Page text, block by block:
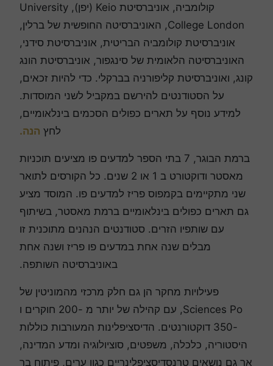
קולומביה, אוניברסיטת Keio (יפן), University
College London, האוניברסיטה החופשית של ברלין,
אוניברסיטת קולומביה הבריטית, אוניברסיטת סידני,
האוניברסיטה הלאומית של סינגפור, אוניברסיטת הונג
קונג, ואוניברסיטת קליפורניה בברקלי. כדי להיות זכאים,
על הסטודנטים להירשם במקביל לשני המוסדות.
למידע נוסף על תארים כפולים הסכמים בינלאומיים,
לחץהנה.
ברמת הבוגר, 7 בתי הספר למדעים פו מציעים תוכניות
מאסטר ודוקטורט ב 1 או 2 שנים. כל הקורסים לתואר
שני מתקיימים בקמפוס פריז למדעים פו. המוסד מציע
גם תארים כפולים בינלאומיים ברמת מאסטר, בשיתוף
עם שותפיו הזרים. סטודנטים הנהנים מתוכנית זו
מבלים שנה אחת במדעים פו פריז ושנה אחת
באוניברסיטה השותפה.
פעילויות מחקר הן גם חלק מרכזי מהמוניטין של
Sciences Po, עם קהילה של יותר מ -200 חוקרים ו
-350 דוקטורנטים. הדיסציפלינות המעורבות כוללות
היסטוריה, כלכלה, משפטים, סוציולוגיה ומדע המדינה,
אך גם נושאים טרנסדיסציפלינריים כגון ערים, פיתוח בר